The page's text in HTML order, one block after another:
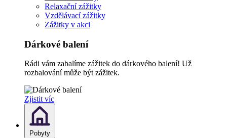
Relaxační zážitky
Vzdělávací zážitky
Zážitky v akci
Dárkové balení
Rádi vám zabalíme zážitek do dárkového balení! Už
rozbalování může být zážitek.
Zjistit víc
Pobyty